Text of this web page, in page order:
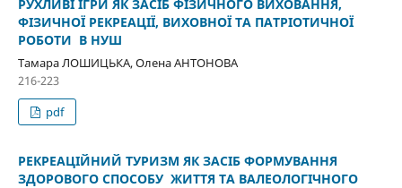
РУХЛИВІ ІГРИ ЯК ЗАСІБ ФІЗИЧНОГО ВИХОВАННЯ,
ФІЗИЧНОЇ РЕКРЕАЦІЇ, ВИХОВНОЇ ТА ПАТРІОТИЧНОЇ
РОБОТИ В НУШ
Тамара ЛОШИЦЬКА, Олена АНТОНОВА
216-223
pdf
РЕКРЕАЦІЙНИЙ ТУРИЗМ ЯК ЗАСІБ ФОРМУВАННЯ
ЗДОРОВОГО СПОСОБУ ЖИТТЯ ТА ВАЛЕОЛОГІЧНОГО